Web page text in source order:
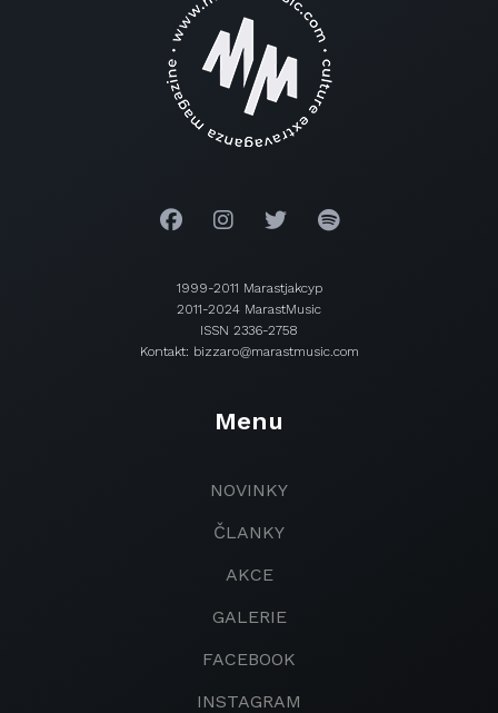
1999-2011 Marastjakcyp
2011-2024 MarastMusic
ISSN 2336-2758
Kontakt: bizzaro@marastmusic.com
Menu
NOVINKY
ČLANKY
AKCE
GALERIE
FACEBOOK
INSTAGRAM